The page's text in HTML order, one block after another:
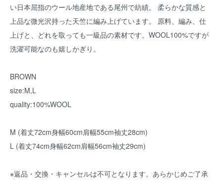
い日本屈指のウール地産地である尾州で紡績。 柔らかな質感と
上品な微光沢持った天竺に編み上げています。 原料、編み、仕
上げと、どれを取っても一級品の素材です。WOOL100%ですが
洗濯可能なのも嬉しかぎり。
BROWN
size:M,L
quality:100%WOOL
M (着丈72cm身幅60cm肩幅55cm袖丈28cm)
L (着丈74cm身幅62cm肩幅56cm袖丈29cm)
※返品・交換・キャンセルは不可となります。あらかじめご了承